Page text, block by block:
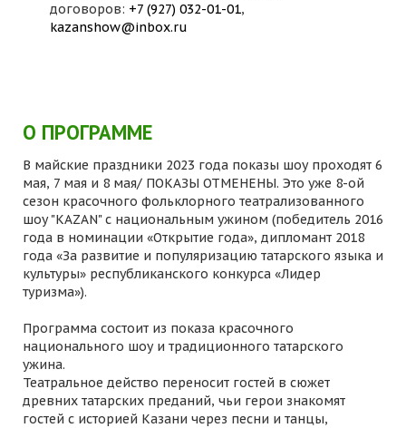
договоров: +7 (927) 032-01-01,
kazanshow@inbox.ru
О ПРОГРАММЕ
В майские праздники 2023 года показы шоу проходят 6
мая, 7 мая и 8 мая/ ПОКАЗЫ ОТМЕНЕНЫ. Это уже 8-ой
сезон красочного фольклорного театрализованного
шоу "KAZAN" с национальным ужином (победитель 2016
года в номинации «Открытие года», дипломант 2018
года «За развитие и популяризацию татарского языка и
культуры» республиканского конкурса «Лидер
туризма»).
Программа состоит из показа красочного
национального шоу и традиционного татарского
ужина.
Театральное действо переносит гостей в сюжет
древних татарских преданий, чьи герои знакомят
гостей с историей Казани через песни и танцы,